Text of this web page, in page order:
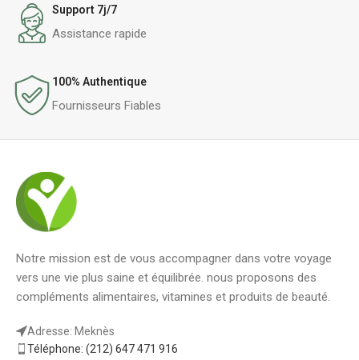
Support 7j/7
Assistance rapide
100% Authentique
Fournisseurs Fiables
Notre mission est de vous accompagner dans votre voyage
vers une vie plus saine et équilibrée. nous proposons des
compléments alimentaires, vitamines et produits de beauté.
Adresse: Meknès
Téléphone: (212) 647 471 916